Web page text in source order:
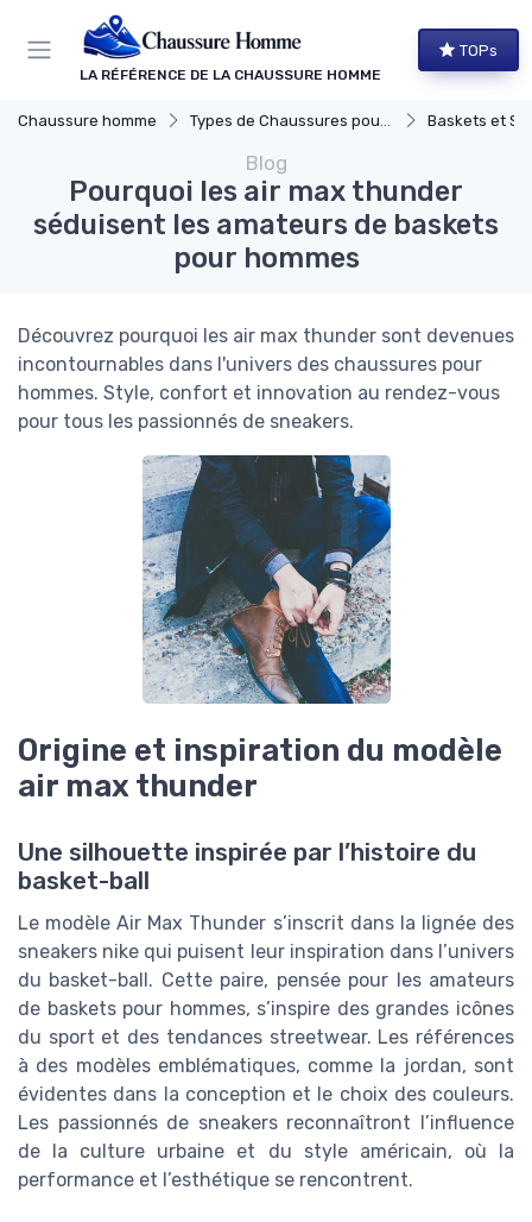
LA RÉFÉRENCE DE LA CHAUSSURE HOMME
TOPs
Chaussure homme Types de Chaussures pour Hommes Baskets et
Blog
Pourquoi les air max thunder
séduisent les amateurs de baskets
pour hommes
Découvrez pourquoi les air max thunder sont devenues
incontournables dans l'univers des chaussures pour
hommes. Style, confort et innovation au rendez-vous
pour tous les passionnés de sneakers.
Origine et inspiration du modèle
air max thunder
Une silhouette inspirée par l’histoire du
basket-ball
Le modèle Air Max Thunder s’inscrit dans la lignée des
sneakers nike qui puisent leur inspiration dans l’univers
du basket-ball. Cette paire, pensée pour les amateurs
de baskets pour hommes, s’inspire des grandes icônes
du sport et des tendances streetwear. Les références
à des modèles emblématiques, comme la jordan, sont
évidentes dans la conception et le choix des couleurs.
Les passionnés de sneakers reconnaîtront l’influence
de la culture urbaine et du style américain, où la
performance et l’esthétique se rencontrent.
Panneau de gestion des cookies